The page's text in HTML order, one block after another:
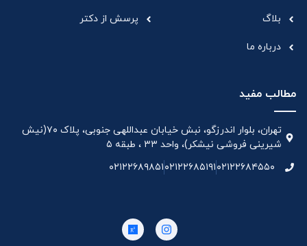
بلاگ
درباره ما
پرسش از دکتر
مطالب مفید
تهران، بلوار اندرزگو، نبش خیابان عبداللهی جنوبی، پلاک ۷۰(نیش
شیرینی فروشی نیشکر)، واحد ۳۳ ، طبقه ۵
۰۲۱۲۲۶۸۴۵۵۰۰۲۱۲۲۶۸۵۱۹۱۰۲۱۲۲۶۸۹۸۵۱